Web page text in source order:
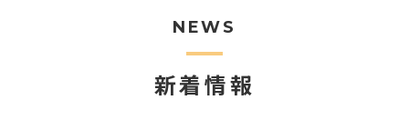
NEWS
新着情報